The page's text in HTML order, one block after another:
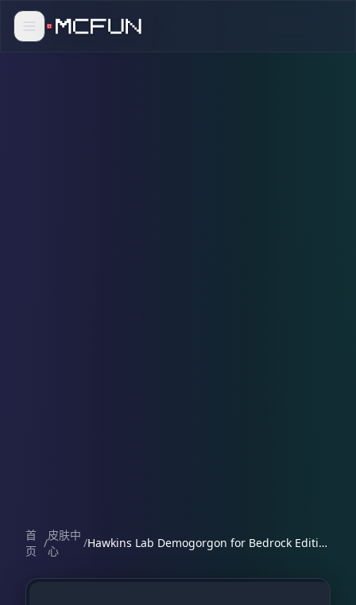
首
页
/
皮肤中
心
/ Hawkins Lab Demogorgon for Bedrock Edition by IronPls